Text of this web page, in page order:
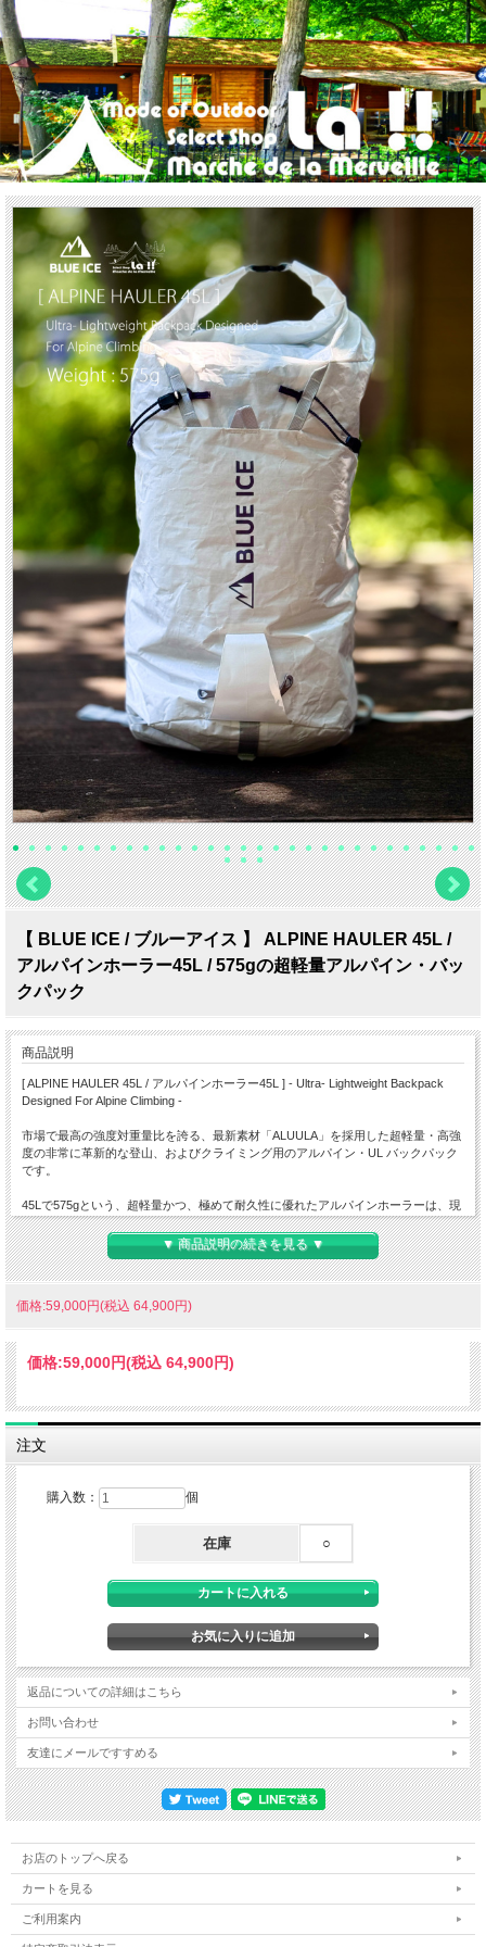
【 BLUE ICE / ブルーアイス 】 ALPINE HAULER 45L /
アルパインホーラー45L / 575gの超軽量アルパイン・バッ
クパック
商品説明
[ ALPINE HAULER 45L / アルパインホーラー45L ] - Ultra- Lightweight Backpack
Designed For Alpine Climbing -
市場で最高の強度対重量比を誇る、最新素材「ALUULA」を採用した超軽量・高強
度の非常に革新的な登山、およびクライミング用のアルパイン・UL バックパック
です。
45Lで575gという、超軽量かつ、極めて耐久性に優れたアルパインホーラーは、現
代のアルパインスタイルの登山に最適な仕上がりとなっています。
新世代の複合素材として評判の高い Aluula 生地は、ナイロン、ポリエステル、ア
ラミドよりも軽量でありながら、スチールの8倍の強度対重量比を誇るUHMWPE複
素早く安全に運搬できるクイックリリース3点式キャリングシステムも備え、ショ
内部にアクセサリーポケット、ピッケルホルダー、ロールアップクロージャーを備
え、過酷な気象条件でも対応しきれる安心感があります。
●Figures
・寸法 : 約55×約30×約25cm ( 荷物収納時 )
・素材 : Aluula Durlyte （UHMWPE）/リサイクルシリコンコーティングナイロン
40d/ナイロン140d織りストレッチ生地/PFCフリー
▼ 商品説明の続きを見る ▼
価格:59,000円(税込 64,900円)
価格:59,000円(税込 64,900円)
注文
購入数： 個
在庫 ○
返品についての詳細はこちら
お問い合わせ
友達にメールですすめる
お店のトップへ戻る
カートを見る
ご利用案内